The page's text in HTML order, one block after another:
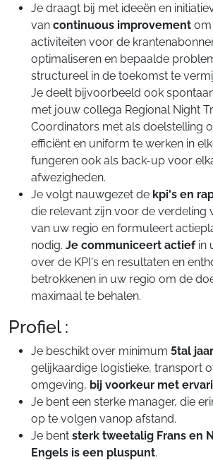
Je draagt bij met ideeën en
van continuous improvement
activiteiten voor de
optimaliseren en bepaalde
structureel in de toekomst te
Je deelt bijvoorbeeld ook
met jouw collega Regional Night
Coordinators met als doelstelling
efficiënt en uniform te werken in
fungeren ook als back-up voor
afwezigheden.
Je volgt nauwgezet de kpi's en
die relevant zijn voor de verdeling
van uw regio en formuleert
nodig. Je communiceert actiefin
over de KPI's en resultaten en
betrokkenen in uw regio om de
maximaal te behalen.
Profiel :
Je beschikt over minimum 5tal
gelijkaardige logistieke, transport
omgeving, bij voorkeur met
Je bent een sterke manager, die
op te volgen vanop afstand.
Je bent sterk tweetalig Frans en
Engels is een pluspunt.